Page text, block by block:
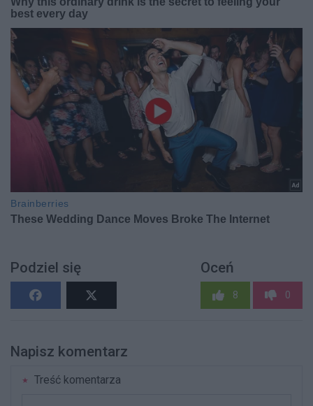
Podziel się Oceń
8 0
Napisz komentarz
Treść komentarza